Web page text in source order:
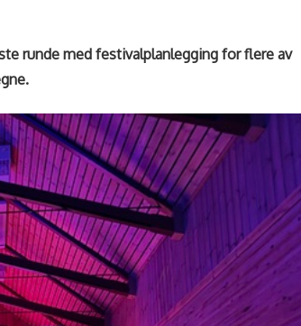
runde med festivalplanlegging for flere av